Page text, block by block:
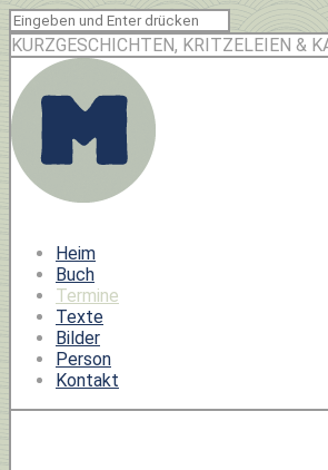
KURZGESCHICHTEN, KRITZELEIEN &
Heim
Buch
Termine
Texte
Bilder
Person
Kontakt